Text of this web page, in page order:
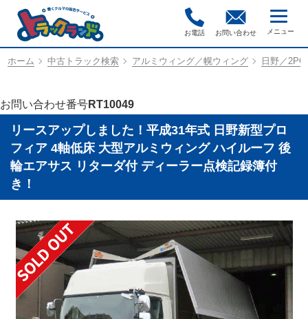
お電話 お問い合わせ
ホーム 中古トラック検索 アルミウィング／幌ウィング 日野／
お問い合わせ番号RT10049
リースアップしました！平成31年式 日野新型プロ
フィア 4軸低床 大型アルミウィング ハイルーフ 後
輪エアサス リターダ付 ディーラー点検記録簿付
き！